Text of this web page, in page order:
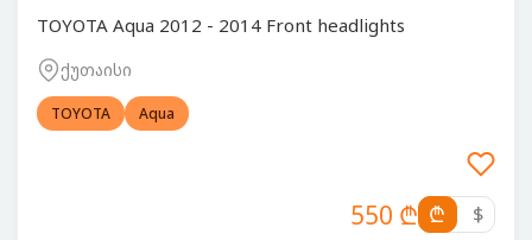
TOYOTA Aqua 2012 - 2014 Front headlights
ქუთაისი
TOYOTA Aqua
550 ₾ ₾ $